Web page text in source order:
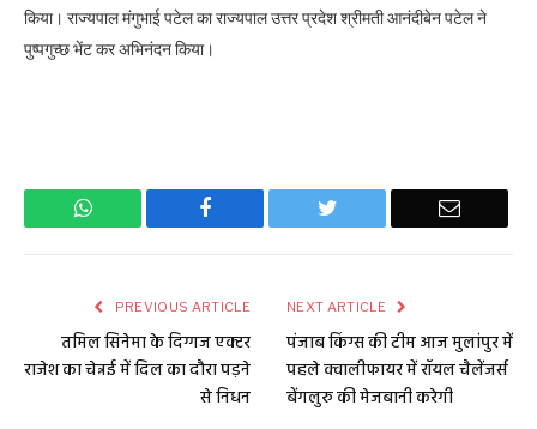
किया। राज्यपाल मंगुभाई पटेल का राज्यपाल उत्तर प्रदेश श्रीमती आनंदीबेन पटेल ने
पुष्पगुच्छ भेंट कर अभिनंदन किया।
WhatsApp Facebook Twitter Email
PREVIOUS ARTICLE
तमिल सिनेमा के दिग्गज एक्टर
राजेश का चेन्नई में दिल का दौरा पड़ने
से निधन
NEXT ARTICLE
पंजाब किंग्स की टीम आज मुलांपुर में
पहले क्वालीफायर में रॉयल चैलेंजर्स
बेंगलुरु की मेजबानी करेगी